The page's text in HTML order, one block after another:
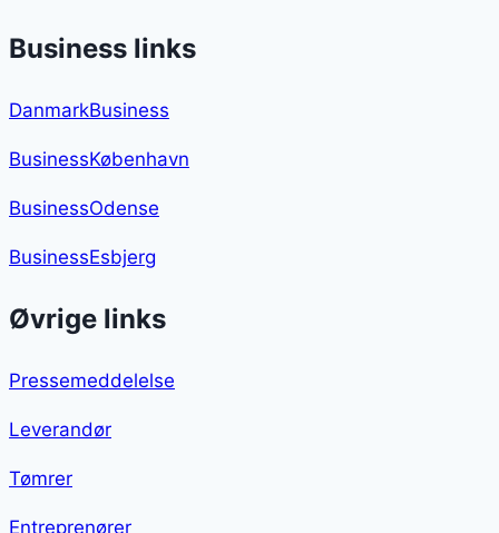
Business links
DanmarkBusiness
BusinessKøbenhavn
BusinessOdense
BusinessEsbjerg
Øvrige links
Pressemeddelelse
Leverandør
Tømrer
Entreprenører